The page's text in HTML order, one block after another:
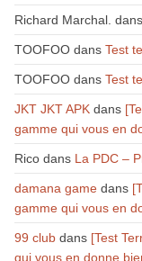
Richard Marchal. dans
TOOFOOdans Test
TOOFOOdans Test
JKT JKT APKdans
gamme qui vous en
Ricodans La PDC –
damana gamedans
gamme qui vous en
99 clubdans [Test
qui vous en donne